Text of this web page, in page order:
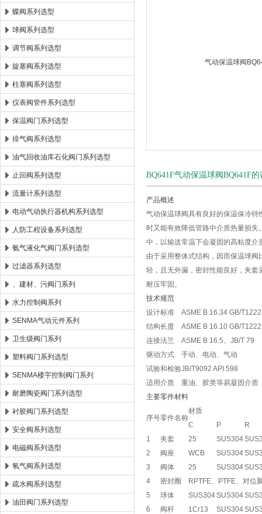
郑州森玛自控阀门有限公司
蝶阀系列选型
球阀系列选型
调节阀系列选型
旋塞阀系列选型
柱塞阀系列选型
仪表阀管件系列选型
保温阀门系列选型
排气阀系列选型
油气回收油库石化阀门系列选型
止回阀系列选型
流量计系列选型
电动气动执行器机构系列选型
人防工程设备系列选型
氨气液化气阀门系列选型
过滤器系列选型
、建材、污阀门系列
水力控制阀系列
SENMA气动元件系列
卫生级阀门系列
塑料阀门系列选型
SENMA楼宇控制阀门系列
耐磨陶瓷阀门系列选型
衬胶阀门系列选型
安全阀系列选型
电磁阀系列选型
氧气阀系列选型
疏水阀系列选型
油田阀门系列选型
BQ641F气动保温球阀BQ641F
产品概述
气动保温球阀具有良好的保温保冷
时又能有效降低管路中介质热量损
中，以输送常温下会凝固的高粘度介
由于采用整体式结构，因而保温球
轻，且无外漏，密封性能良好，夹套
耐压牢固。
技术规范
设计标准
ASME B 16.34 GB/
结构长度
ASME B 16.10 GB/
连接法兰
ASME B 16.5、JB/T 79
驱动方式
手动、电动、气动
试验和检验JB/T9092 API 598
适用介质
重油、胶类等易凝固介质
主要零件材料
序号零件名称
材质
C
P
R
1
夹套 25 SUS304
2
阀座 WCB SUS304
3
阀体 25 SUS304
4
密封圈
RPTFE、PTFE、对位
5
球体 SUS304SUS304
6
阀杆 1Cr13 SUS304